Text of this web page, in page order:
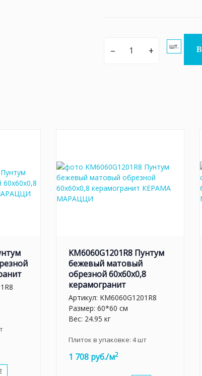
– + шт.
KM6060G1201R8 Пунтум
бежевый матовый
обрезной 60x60x0,8
керамогранит
Артикул: KM6060G1201R8
Размер: 60*60 см
Вес: 24.95 кг
Плиток в упаковке: 4шт
1 708 руб./м2